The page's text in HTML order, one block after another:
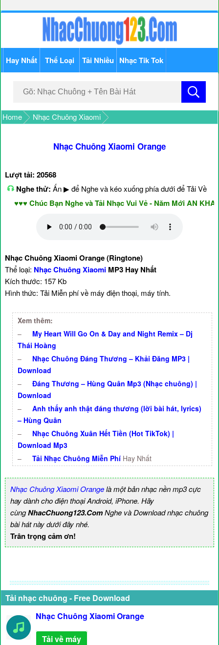
Hay Nhất Thể Loại Tải Nhiều Nhạc Tik Tok
Home Nhạc Chuông Xiaomi
Nhạc Chuông Xiaomi Orange
Lượt tải: 20568
Nghe thử: Ấn ▶ để Nghe và kéo xuống phía dưới để Tải Về
♥♥♥ Chúc Bạn Nghe và Tải Nhạc Vui Vẻ - Năm Mới AN KHANG
Nhạc Chuông Xiaomi Orange (Ringtone)
Thể loại: Nhạc Chuông Xiaomi MP3 Hay Nhất
Kích thước: 157 Kb
Hình thức: Tải Miễn phí về máy điện thoại, máy tính.
Xem thêm:
–
My Heart Will Go On & Day and Night Remix – Dj
Thái Hoàng
–
Nhạc Chuông Đáng Thương – Khải Đăng MP3 |
Download
–
Đáng Thương – Hùng Quân Mp3 (Nhạc chuông) |
Download
–
Anh thấy anh thật đáng thương (lời bài hát, lyrics)
– Hùng Quân
–
Nhạc Chuông Xuân Hết Tiền (Hot TikTok) |
Download Mp3
–
Tải Nhạc Chuông Miễn Phí Hay Nhất
Nhạc Chuông Xiaomi Orangelà một bản nhạc nền mp3 cực
hay dành cho điện thoại Android, iPhone. Hãy
cùngNhacChuong123.ComNghe và Download nhạc chuông
bài hát này dưới đây nhé.
Trân trọng cảm ơn!
Tải nhạc chuông - Free Download
Nhạc Chuông Xiaomi Orange
Tải về máy